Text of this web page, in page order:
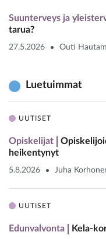
Suunterveys ja
tarua?
27.5.2026 Outi
Luetuimmat
UUTISET
Opiskelijat
heikentynyt
5.8.2026 Juha
UUTISET
Edunvalvonta Kela-